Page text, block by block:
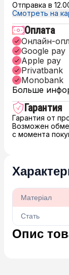
Отправка в
Смотреть на
Оплата
Онлайн-
Google pay
Apple pay
Privatbank
Monobank
Больше
Гарантия
Гарантия от
Возможен
с момента
Матеріал
Стать
Опис